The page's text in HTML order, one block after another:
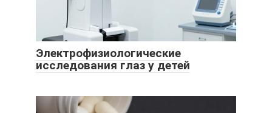
Электрофизиологические
исследования глаз у детей